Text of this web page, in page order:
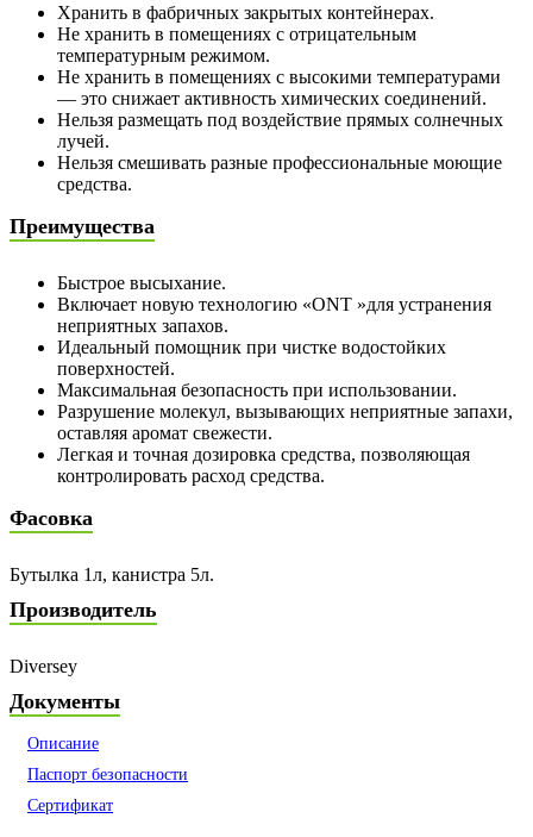
Хранить в фабричных закрытых контейнерах.
Не хранить в помещениях с отрицательным
температурным режимом.
Не хранить в помещениях с высокими температурами
— это снижает активность химических соединений.
Нельзя размещать под воздействие прямых солнечных
лучей.
Нельзя смешивать разные профессиональные моющие
средства.
Преимущества
Быстрое высыхание.
Включает новую технологию «ONT »для устранения
неприятных запахов.
Идеальный помощник при чистке водостойких
поверхностей.
Максимальная безопасность при использовании.
Разрушение молекул, вызывающих неприятные запахи,
оставляя аромат свежести.
Легкая и точная дозировка средства, позволяющая
контролировать расход средства.
Фасовка
Бутылка 1л, канистра 5л.
Производитель
Diversey
Документы
Описание
Паспорт безопасности
Сертификат